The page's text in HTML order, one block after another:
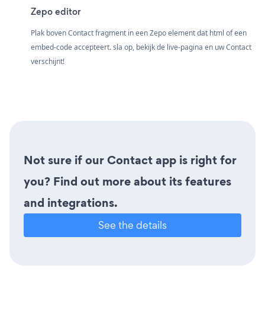
Zepo editor
Plak boven Contact fragment in een Zepo element dat html of een
embed-code accepteert. sla op, bekijk de live-pagina en uw Contact
verschijnt!
Not sure if our Contact app is right for
you? Find out more about its features
and integrations.
See the details